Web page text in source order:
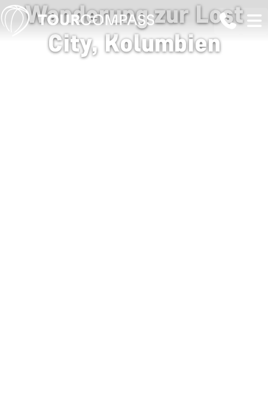
Wanderung zur Lost
City, Kolumbien